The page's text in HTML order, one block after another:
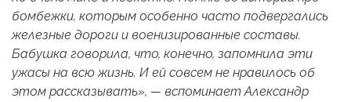
бомбежки, которым особенно часто подвергались
железные дороги и военизированные составы.
Бабушка говорила, что, конечно, запомнила эти
ужасы на всю жизнь. И ей совсем не нравилось об
этом рассказывать», — вспоминает Александр